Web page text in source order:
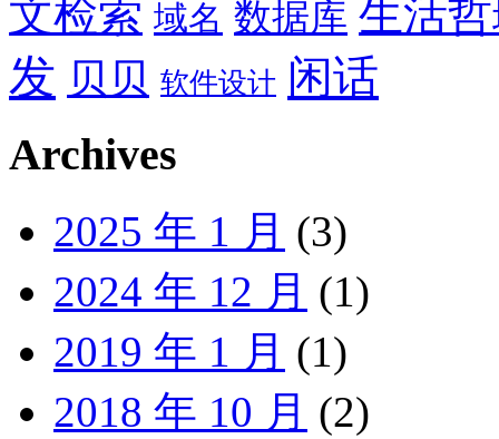
文检索 域名 数据库 生活
发 贝贝 软件设计 闲话
Archives
2025 年 1 月 (3)
2024 年 12 月 (1)
2019 年 1 月 (1)
2018 年 10 月 (2)